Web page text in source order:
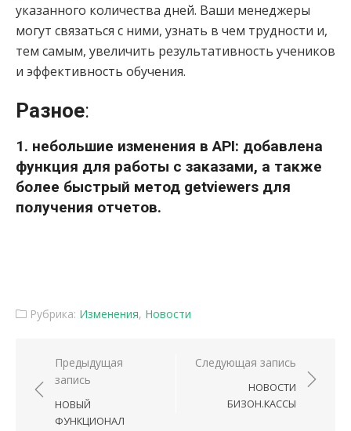
указанного количества дней. Ваши менеджеры
могут связаться с ними, узнать в чем трудности и,
тем самым, увеличить результативность учеников
и эффективность обучения.
Разное:
1. небольшие изменения в API: добавлена
функция для работы с заказами, а также
более быстрый метод getviewers для
получения отчетов.
Рубрика: Изменения, Новости
Навигация по записям
Предыдущая
запись
НОВЫЙ
ФУНКЦИОНАЛ
Следующая запись
НОВОСТИ
БИЗОН.КАССЫ